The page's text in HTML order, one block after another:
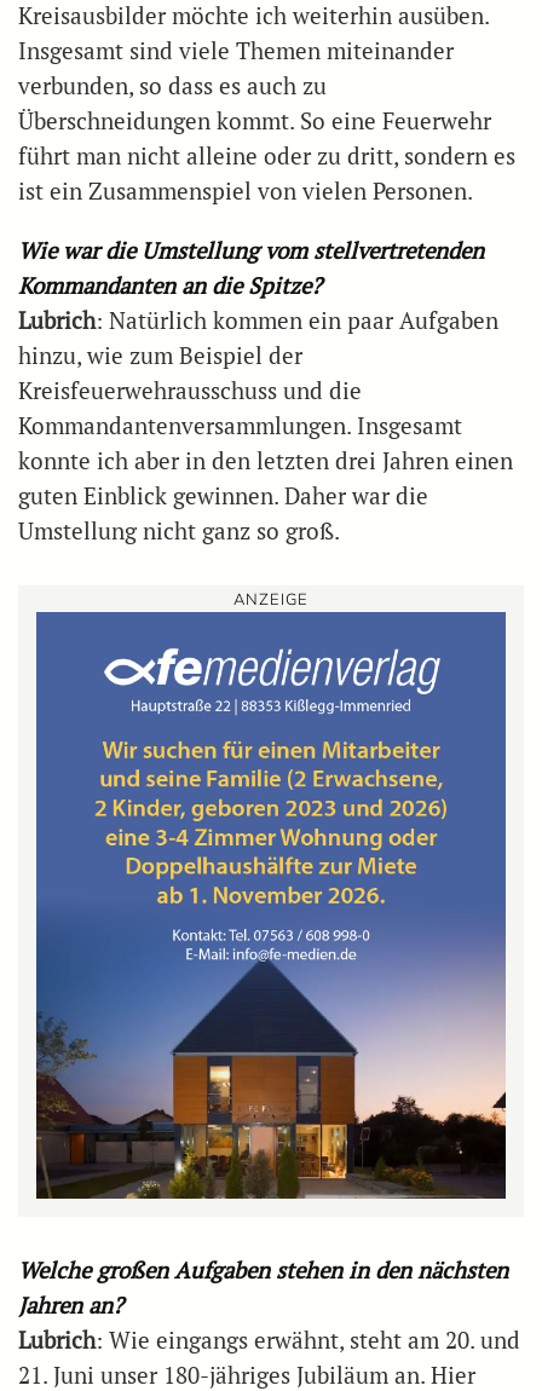
Kreisausbilder möchte ich weiterhin ausüben.
Insgesamt sind viele Themen miteinander
verbunden, so dass es auch zu
Überschneidungen kommt. So eine Feuerwehr
führt man nicht alleine oder zu dritt, sondern es
ist ein Zusammenspiel von vielen Personen.
Wie war die Umstellung vom stellvertretenden
Kommandanten an die Spitze?
Lubrich: Natürlich kommen ein paar Aufgaben
hinzu, wie zum Beispiel der
Kreisfeuerwehrausschuss und die
Kommandantenversammlungen. Insgesamt
konnte ich aber in den letzten drei Jahren einen
guten Einblick gewinnen. Daher war die
Umstellung nicht ganz so groß.
ANZEIGE
Welche großen Aufgaben stehen in den nächsten
Jahren an?
Lubrich: Wie eingangs erwähnt, steht am 20. und
21. Juni unser 180-jähriges Jubiläum an. Hier